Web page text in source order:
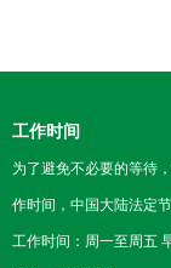
工作时间
为了避免不必要的等待
作时间，中国大陆法定节
工作时间：周一至周五